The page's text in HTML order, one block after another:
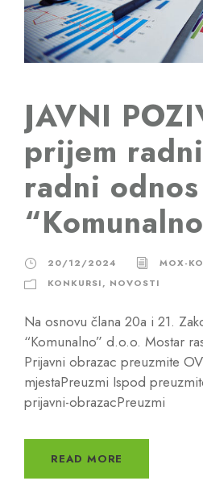
JAVNI
prijem
radni odnos
20/12/2024
MOX-
KONKURSI, NOVOSTI
Na osnovu člana 20a i 21.
“Komunalno” d.o.o. Mostar
Prijavni obrazac preuzmite
mjestaPreuzmi Ispod
prijavni-obrazacPreuzmi
READ MORE